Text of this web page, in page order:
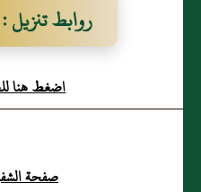
روابط
مجلسا
فيها
اضغط هنا
صفحة